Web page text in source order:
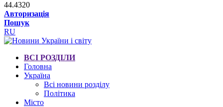
44.4320
Авторизація
Пошук
RU
ВСІ РОЗДІЛИ
Головна
Україна
Всі новини розділу
Політика
Місто